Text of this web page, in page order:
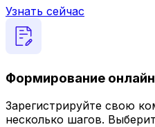
Узнать сейчас
Формирование
Зарегистрируйте свою
несколько шагов.